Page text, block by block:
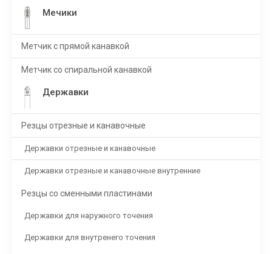
Мечики
Метчик с прямой канавкой
Метчик со спиральной канавкой
Державки
Резцы отрезные и канавочные
Державки отрезные и канавочные
Державки отрезные и канавочные внутренние
Резцы со сменными пластинами
Державки для наружного точения
Державки для внутренего точения